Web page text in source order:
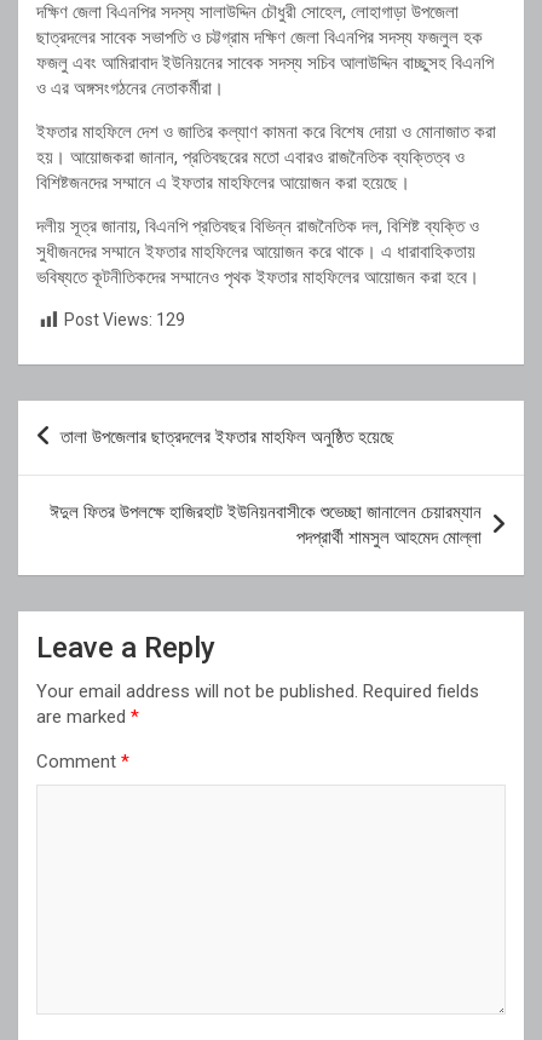
দক্ষিণ জেলা বিএনপির সদস্য সালাউদ্দিন চৌধুরী সোহেল, লোহাগাড়া উপজেলা
ছাত্রদলের সাবেক সভাপতিও চট্টগ্রাম দক্ষিণ জেলা বিএনপির সদস্য ফজলুল হক
ফজলু এবং আমিরাবাদইউনিয়নের সাবেক সদস্য সচিব আলাউদ্দিন বাচ্ছুসহ বিএনপি
ও এর অঙ্গসংগঠনের নেতাকর্মীরা।
ইফতার মাহফিলে দেশ ও জাতির কল্যাণ কামনা করে বিশেষ দোয়া ও মোনাজাতকরা
হয়। আয়োজকরা জানান, প্রতিবছরের মতো এবারও রাজনৈতিকব্যক্তিত্ব ও
বিশিষ্টজনদের সম্মানে এ ইফতার মাহফিলের আয়োজন করা হয়েছে।
দলীয় সূত্র জানায়, বিএনপিপ্রতিবছর বিভিন্ন রাজনৈতিক দল, বিশিষ্টব্যক্তিও
সুধীজনদের সম্মানে ইফতার মাহফিলের আয়োজন করে থাকে। এ ধারাবাহিকতায়
ভবিষ্যতেকূটনীতিকদের সম্মানেও পৃথক ইফতার মাহফিলের আয়োজন করা হবে।
Post Views: 129
Post
তালা উপজেলার ছাত্রদলের ইফতার মাহফিল অনুষ্ঠিত হয়েছে
ঈদুল ফিতর উপলক্ষে হাজিরহাট ইউনিয়নবাসীকে শুভেচ্ছা জানালেন চেয়ারম্যান
পদপ্রার্থী শামসুল আহমেদ মোল্লা
Leave a Reply
Your email address will not be published. Required fields
are marked *
Comment *